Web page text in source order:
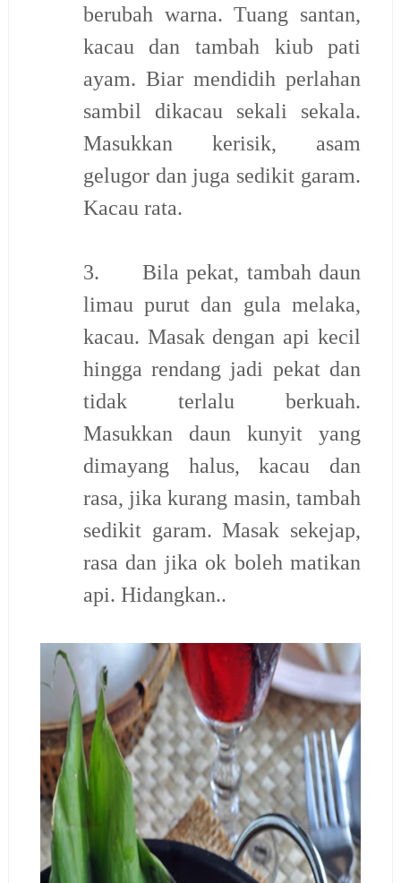
berubah warna. Tuang santan,
kacau dan tambah kiub pati
ayam. Biar mendidih perlahan
sambil dikacau sekali sekala.
Masukkan kerisik, asam
gelugor dan juga sedikit garam.
Kacau rata.
3.
Bila pekat, tambah daun
limau purut dan gula melaka,
kacau. Masak dengan api kecil
hingga rendang jadi pekat dan
tidak terlalu berkuah.
Masukkan daun kunyit yang
dimayang halus, kacau dan
rasa, jika kurang masin, tambah
sedikit garam. Masak sekejap,
rasa dan jika ok boleh matikan
api. Hidangkan..